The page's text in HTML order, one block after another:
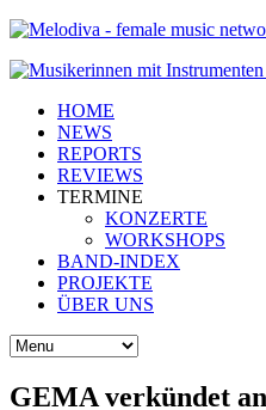
HOME
NEWS
REPORTS
REVIEWS
TERMINE
KONZERTE
WORKSHOPS
BAND-INDEX
PROJEKTE
ÜBER UNS
GEMA verkündet